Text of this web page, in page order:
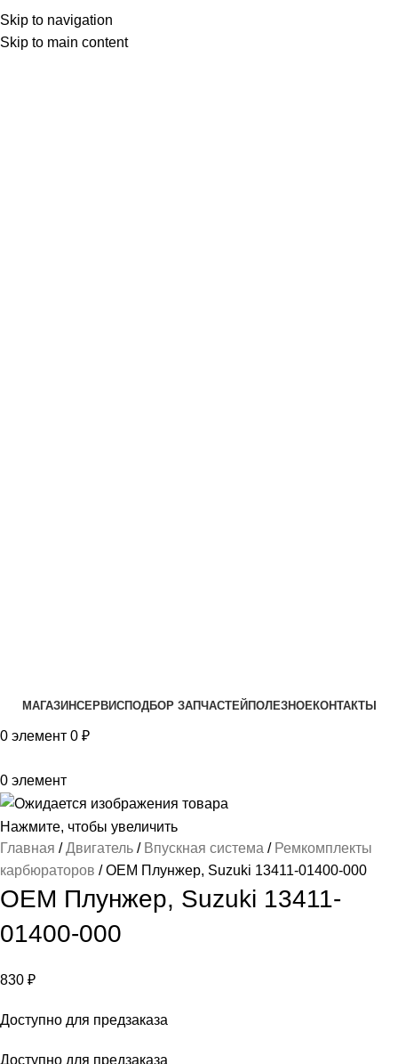
Skip to navigation
Skip to main content
МАГАЗИНСЕРВИСПОДБОР ЗАПЧАСТЕЙ ПОЛЕЗНОЕКОНТАКТЫ
0 элемент 0 ₽
0 элемент
Нажмите, чтобы увеличить
Главная
Двигатель Впускная система
Ремкомплекты
карбюраторов
OEM Плунжер, Suzuki 13411-01400-000
OEM Плунжер, Suzuki 13411-
01400-000
830 ₽
Доступно для предзаказа
Доступно для предзаказа